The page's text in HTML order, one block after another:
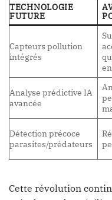
TECHNOLOGIE
FUTURE
Capteurs pollution
intégrés
Analyse prédictive IA
avancée
Détection précoce
parasites/prédateurs
Cette révolution